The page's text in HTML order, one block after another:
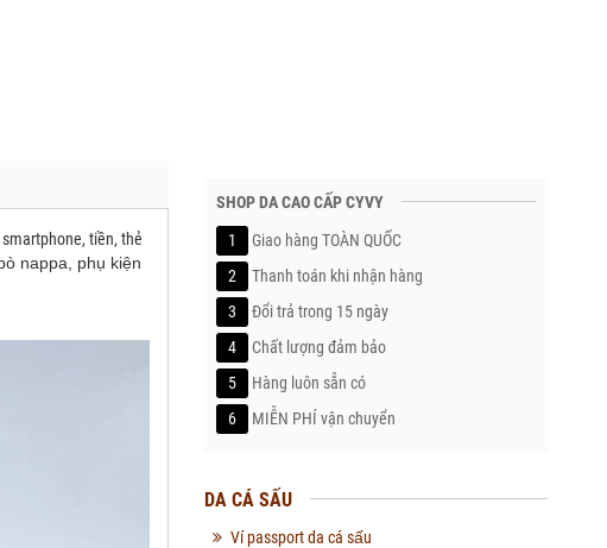
tiền, thẻ
nappa, phụ kiện
SHOP DA CAO CẤP CYVY
1
Giao hàng TOÀN QUỐC
2
Thanh toán khi nhận hàng
3
Đổi trả trong 15 ngày
4
Chất lượng đảm bảo
5
Hàng luôn sẵn có
6
MIỄN PHÍ vận chuyển
DA CÁ SẤU
Ví passport da cá sấu